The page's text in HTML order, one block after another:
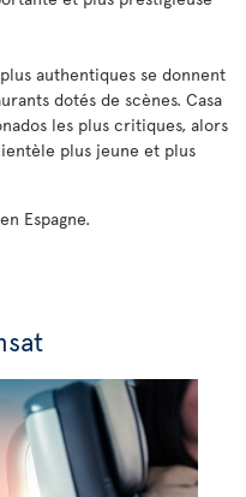
authentiques se donnent
dotés de scènes. Casa
les plus critiques, alors
plus jeune et plus
en Espagne.